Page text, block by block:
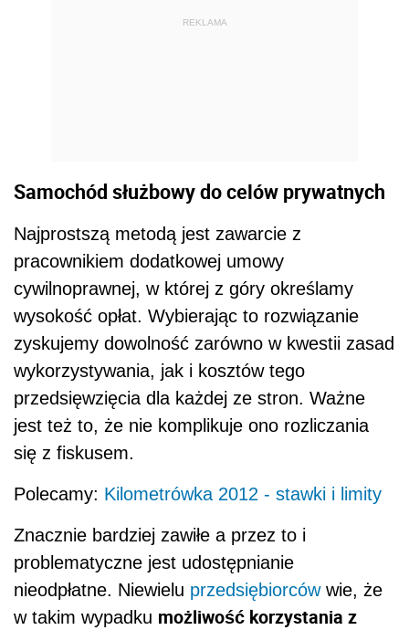
REKLAMA
Samochód służbowy do celów prywatnych
Najprostszą metodą jest zawarcie z
pracownikiem dodatkowej umowy
cywilnoprawnej, w której z góry określamy
wysokość opłat. Wybierając to rozwiązanie
zyskujemy dowolność zarówno w kwestii zasad
wykorzystywania, jak i kosztów tego
przedsięwzięcia dla każdej ze stron. Ważne
jest też to, że nie komplikuje ono rozliczania
się z fiskusem.
Polecamy: Kilometrówka 2012 - stawki i limity
Znacznie bardziej zawiłe a przez to i
problematyczne jest udostępnianie
nieodpłatne. Niewielu przedsiębiorcówwie, że
w takim wypadku możliwość korzystania z